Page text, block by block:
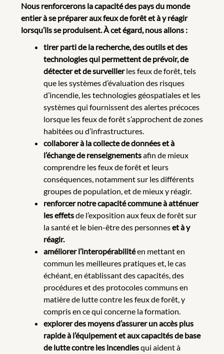
Nous renforcerons la capacité des pays du monde
entier à se préparer aux feux de forêt et à y réagir
lorsqu’ils se produisent. À cet égard, nous allons :
tirer parti de la recherche, des outils et des
technologies qui permettent de prévoir, de
détecter et de surveillerles feux de forêt, tels
que les systèmes d’évaluation des risques
d’incendie, les technologies géospatiales et les
systèmes qui fournissent des alertes précoces
lorsque les feux de forêt s’approchent de zones
habitées ou d’infrastructures.
collaborer à la collecte de données et à
l’échange de renseignementsafin de mieux
comprendre les feux de forêt et leurs
conséquences, notamment sur les différents
groupes de population, et de mieux y réagir.
renforcer notre capacité commune à atténuer
les effetsde l’exposition aux feux de forêt sur
la santé et le bien-être des personneset à y
réagir.
améliorer l’interopérabilitéen mettant en
commun les meilleures pratiques et, le cas
échéant, en établissant des capacités, des
procédures et des protocoles communs en
matière de lutte contre les feux de forêt, y
compris en ce qui concerne la formation.
explorer des moyens d’assurer un accès plus
rapide à l’équipement et aux capacités de base
de lutte contre les incendiesqui aident à